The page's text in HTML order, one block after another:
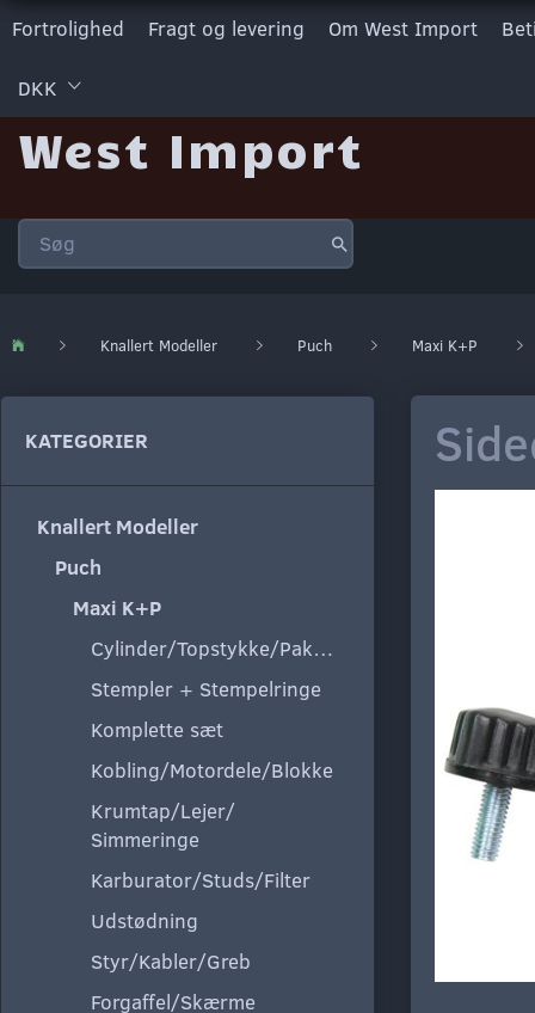
Fortrolighed Fragt og levering Om West Import
DKK
West Import
Knallert Modeller Puch Maxi K+P
KATEGORIER
Knallert Modeller
Puch
Maxi K+P
Cylinder/Topstykke/Pakning
Stempler + Stempelringe
Komplette sæt
Kobling/Motordele/Blokke
Krumtap/Lejer/
Simmeringe
Karburator/Studs/Filter
Udstødning
Styr/Kabler/Greb
Forgaffel/Skærme